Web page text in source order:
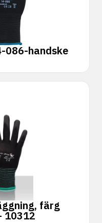
086-handske
färg
10312